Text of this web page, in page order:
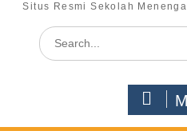
Situs Resmi Sekolah